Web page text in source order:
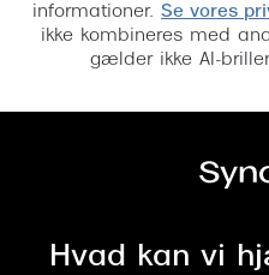
informationer. Se vores
ikke kombineres med
gælder ikke AI-
Hvad kan vi